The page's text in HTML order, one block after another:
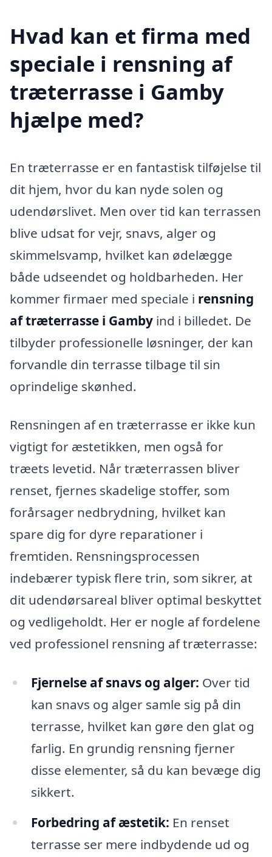
Hvad kan et firma med
speciale i rensning af
træterrasse i Gamby
hjælpe med?
En træterrasse er en fantastisk tilføjelse til
dit hjem, hvor du kan nyde solen og
udendørslivet. Men over tid kan terrassen
blive udsat for vejr, snavs, alger og
skimmelsvamp, hvilket kan ødelægge
både udseendet og holdbarheden. Her
kommer firmaer med speciale i rensning
af træterrasse i Gamby ind i billedet. De
tilbyder professionelle løsninger, der kan
forvandle din terrasse tilbage til sin
oprindelige skønhed.
Rensningen af en træterrasse er ikke kun
vigtigt for æstetikken, men også for
træets levetid. Når træterrassen bliver
renset, fjernes skadelige stoffer, som
forårsager nedbrydning, hvilket kan
spare dig for dyre reparationer i
fremtiden. Rensningsprocessen
indebærer typisk flere trin, som sikrer, at
dit udendørsareal bliver optimal beskyttet
og vedligeholdt. Her er nogle af fordelene
ved professionel rensning af træterrasse:
Fjernelse af snavs og alger: Over tid
kan snavs og alger samle sig på din
terrasse, hvilket kan gøre den glat og
farlig. En grundig rensning fjerner
disse elementer, så du kan bevæge dig
sikkert.
Forbedring af æstetik: En renset
terrasse ser mere indbydende ud og